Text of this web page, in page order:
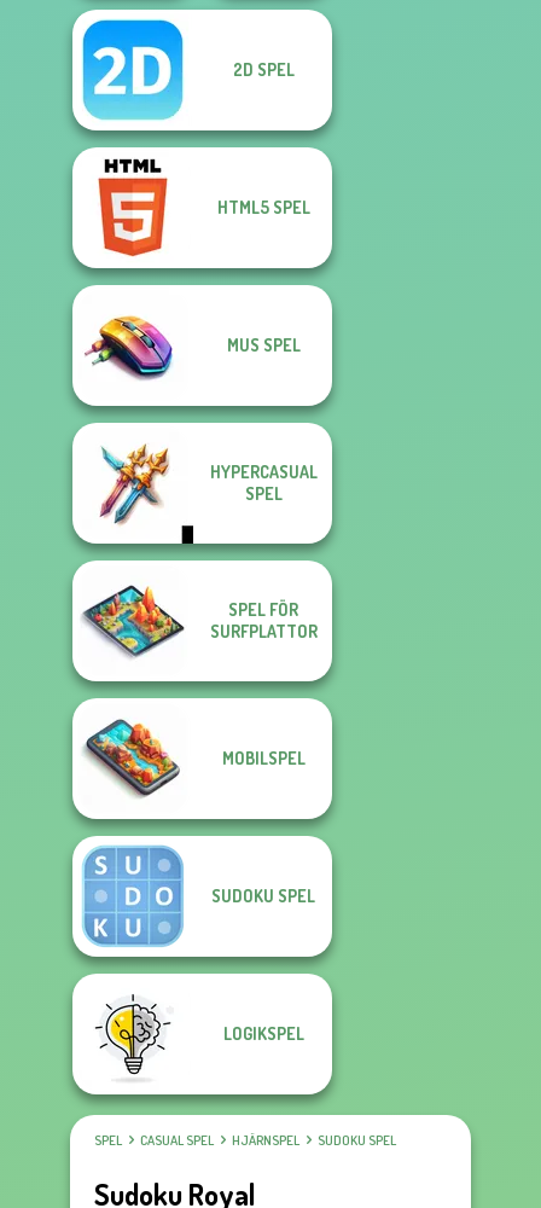
Billionaires
Cute Coloring
2D SPEL
HTML5 SPEL
MUS SPEL
HYPERCASUAL
SPEL
SPEL FÖR
SURFPLATTOR
MOBILSPEL
SUDOKU SPEL
LOGIKSPEL
SPEL CASUAL SPEL HJÄRNSPEL SUDOKU SPEL
Sudoku Royal